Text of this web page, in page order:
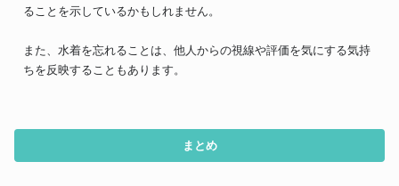
ることを示しているかもしれません。
また、水着を忘れることは、他人からの視線や評価を気にする気持
ちを反映することもあります。
まとめ